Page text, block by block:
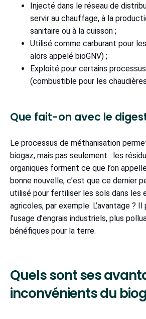
Injecté dans le réseau de
servir au chauffage, à la
sanitaire ou à la cuisson ;
Utilisé comme carburant pour
alors appelé bioGNV) ;
Exploité pour certains
(combustible pour les
Que fait-on avec le
Le processus de méthanisation
biogaz, mais pas seulement : les
organiques forment ce que l’on
bonne nouvelle, c’est que ce dernier
utilisé pour fertiliser les sols dans les
agricoles, par exemple. L’avantage ?
l’usage d’engrais industriels, plus
bénéfiques pour la terre.
Quels sont ses
inconvénients du